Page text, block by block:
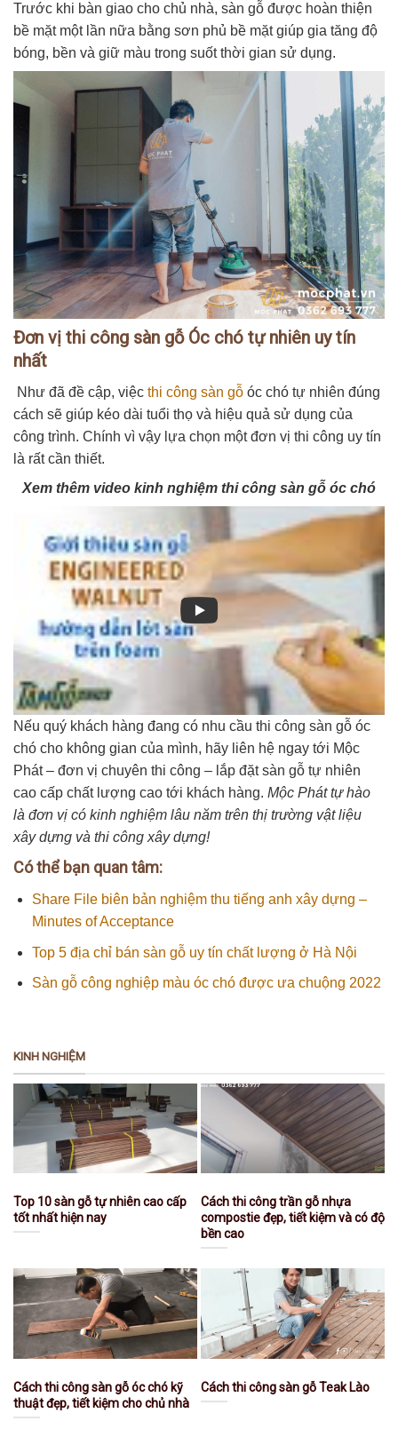
Trước khi bàn giao cho chủ nhà, sàn gỗ được hoàn thiện
bề mặt một lần nữa bằng sơn phủ bề mặt giúp gia tăng độ
bóng, bền và giữ màu trong suốt thời gian sử dụng.
Đơn vị thi công sàn gỗ Óc chó tự nhiên uy tín
nhất
Như đã đề cập, việc thi công sàn gỗ óc chó tự nhiên đúng
cách sẽ giúp kéo dài tuổi thọ và hiệu quả sử dụng của
công trình. Chính vì vậy lựa chọn một đơn vị thi công uy tín
là rất cần thiết.
Xem thêm video kinh nghiệm thi công sàn gỗ óc chó
Nếu quý khách hàng đang có nhu cầu thi công sàn gỗ óc
chó cho không gian của mình, hãy liên hệ ngay tới Mộc
Phát – đơn vị chuyên thi công – lắp đặt sàn gỗ tự nhiên
cao cấp chất lượng cao tới khách hàng. Mộc Phát tự hào
là đơn vị có kinh nghiệm lâu năm trên thị trường vật liệu
xây dựng và thi công xây dựng!
Có thể bạn quan tâm:
Share File biên bản nghiệm thu tiếng anh xây dựng –
Minutes of Acceptance
Top 5 địa chỉ bán sàn gỗ uy tín chất lượng ở Hà Nội
Sàn gỗ công nghiệp màu óc chó được ưa chuộng 2022
KINH NGHIỆM
Top 10 sàn gỗ tự nhiên cao cấp
tốt nhất hiện nay
Cách thi công trần gỗ nhựa
compostie đẹp, tiết kiệm và có độ
bền cao
Cách thi công sàn gỗ óc chó kỹ
thuật đẹp, tiết kiệm cho chủ nhà
Cách thi công sàn gỗ Teak Lào